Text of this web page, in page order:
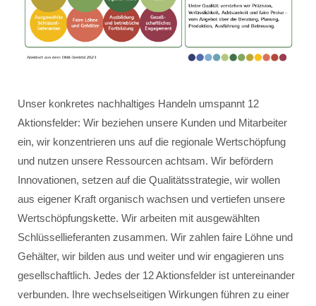
Unser konkretes nachhaltiges Handeln umspannt 12
Aktionsfelder: Wir beziehen unsere Kunden und Mitarbeiter
ein, wir konzentrieren uns auf die regionale Wertschöpfung
und nutzen unsere Ressourcen achtsam. Wir befördern
Innovationen, setzen auf die Qualitätsstrategie, wir wollen
aus eigener Kraft organisch wachsen und vertiefen unsere
Wertschöpfungskette. Wir arbeiten mit ausgewählten
Schlüssellieferanten zusammen. Wir zahlen faire Löhne und
Gehälter, wir bilden aus und weiter und wir engagieren uns
gesellschaftlich. Jedes der 12 Aktionsfelder ist untereinander
verbunden. Ihre wechselseitigen Wirkungen führen zu einer